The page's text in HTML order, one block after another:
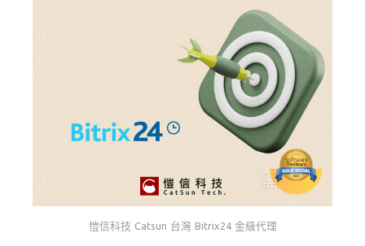
愷信科技 Catsun 台灣 Bitrix24 金級代理